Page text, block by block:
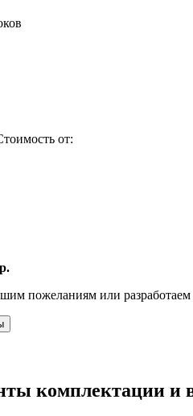
от:
пожеланиям или
комплектации и